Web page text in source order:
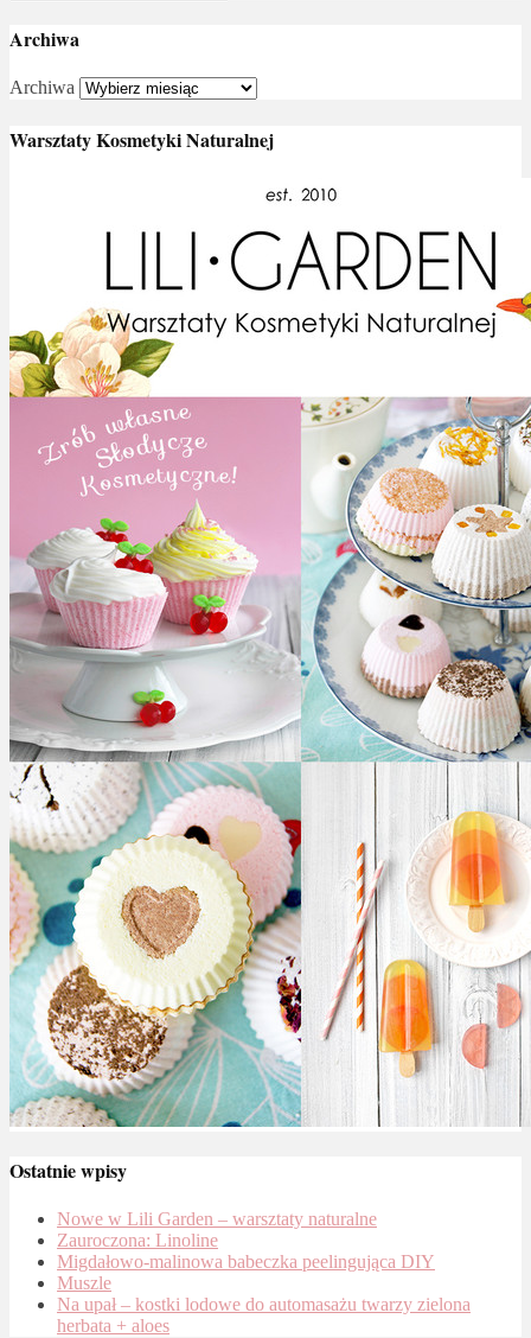
Archiwa
Archiwa
Warsztaty Kosmetyki Naturalnej
Ostatnie wpisy
Nowe w Lili Garden – warsztaty naturalne
Zauroczona: Linoline
Migdałowo-malinowa babeczka peelingująca DIY
Muszle
Na upał – kostki lodowe do automasażu twarzy zielona
herbata + aloes